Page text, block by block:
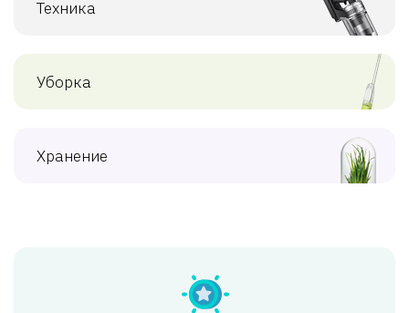
Техника
Уборка
Хранение